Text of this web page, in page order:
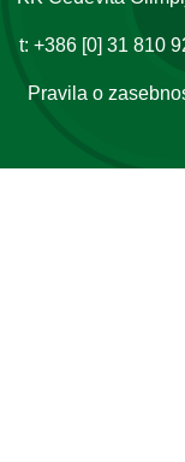
t: +386 [0] 31 810
Pravila o